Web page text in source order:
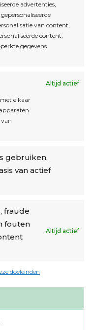
advertenties,
van content,
content,
gegevens
Altijd actief
elkaar
gebruiken,
van actief
fraude
fouten
Altijd actief
doeleinden
acties?